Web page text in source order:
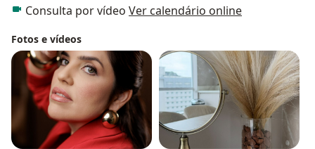
Consulta por vídeo Ver calendário online
Fotos e vídeos